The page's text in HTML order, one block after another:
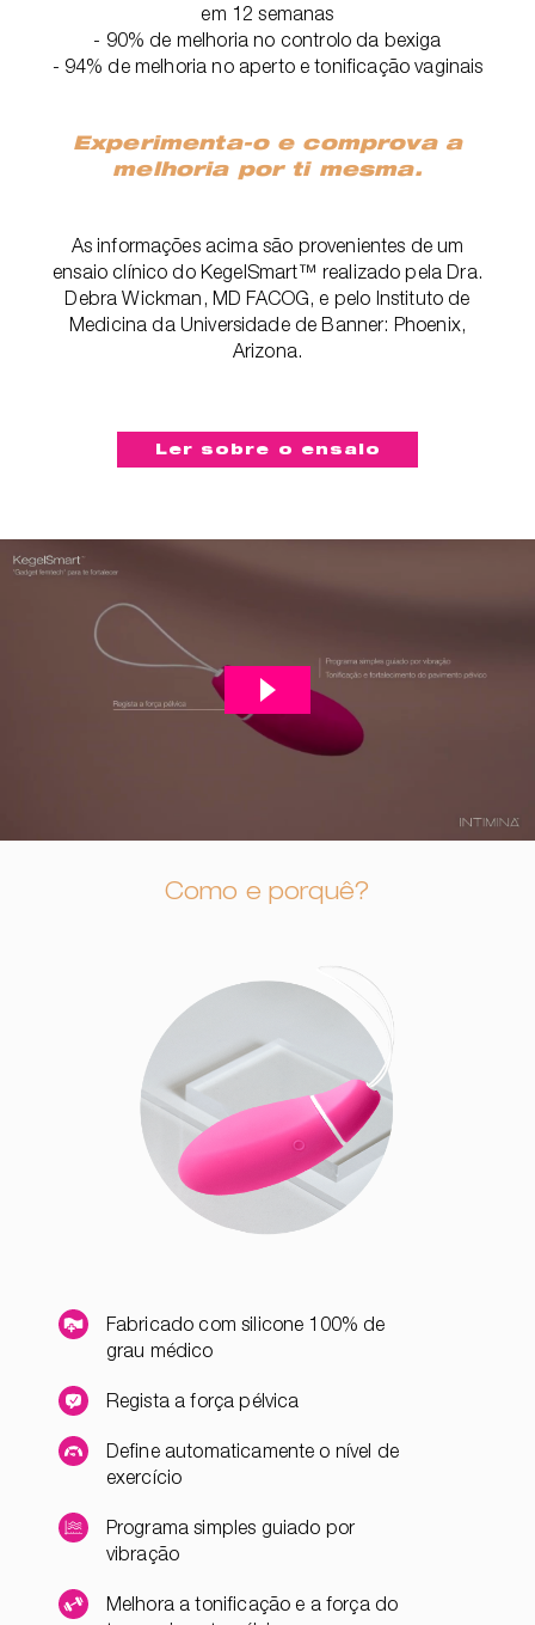
em 12 semanas
- 90% de melhoria no controlo da bexiga
- 94% de melhoria no aperto e tonificação vaginais
Experimenta-o e comprova a
melhoria por ti mesma.
As informações acima são provenientes de um
ensaio clínico do KegelSmart™ realizado pela Dra.
Debra Wickman, MD FACOG, e pelo Instituto de
Medicina da Universidade de Banner: Phoenix,
Arizona.
Ler sobre o ensaio
Como e porquê?
Fabricado com silicone 100% de
grau médico
Regista a força pélvica
Define automaticamente o nível de
exercício
Programa simples guiado por
vibração
Melhora a tonificação e a força do